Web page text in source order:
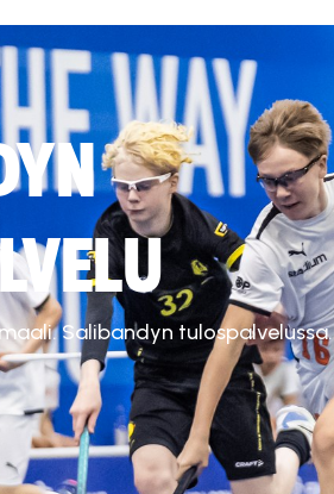
Salibandyn tulospalvelussa.